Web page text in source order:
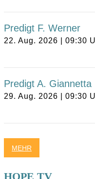
Predigt F. Werner
22. Aug. 2026 09:30
Predigt A. Giannetta
29. Aug. 2026 09:30
MEHR
HOPE TV